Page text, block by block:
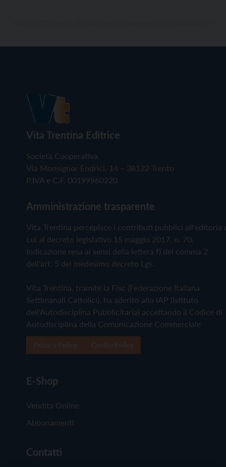
Vita Trentina Editrice
Società Cooperativa
Via Monsignor Endrici, 14 – 38122 Trento
P.IVA e C.F. 00199960220
Amministrazione trasparente
Vita Trentina percepisce i contributi pubblici all'editoria
cui al decreto legislativo 15 maggio 2017, n. 70.
Indicazione resa ai sensi della lettera f) del comma 2
dell'art. 5 del medesimo decreto Lgs.
Vita Trentina, tramite la Fisc (Federazione Italiana
Settimanali Cattolici), ha aderito allo IAP (Istituto
dell'Autodisciplina Pubblicitaria) accettando il Codice di
Autodisciplina della Comunicazione Commerciale
E-Shop
Vendita Online
Abbonamenti
Contatti